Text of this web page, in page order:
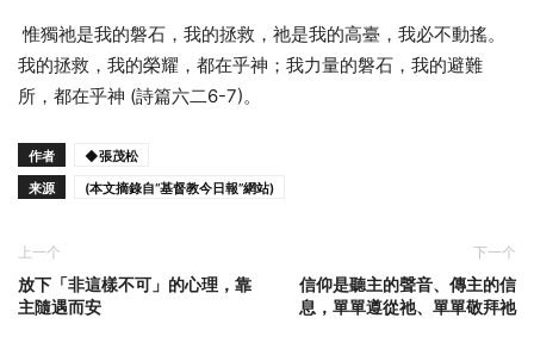
惟獨祂是我的磐石，我的拯救，祂是我的高臺，我必不動搖。
我的拯救，我的榮耀，都在乎神；我力量的磐石，我的避難
所，都在乎神 (詩篇六二6-7)。
作者
◆張茂松
来源
(本文摘錄自“基督教今日報”網站)
上一个
放下「非這樣不可」的心理，靠
主隨遇而安
下一个
信仰是聽主的聲音、傳主的信
息，單單遵從祂、單單敬拜祂